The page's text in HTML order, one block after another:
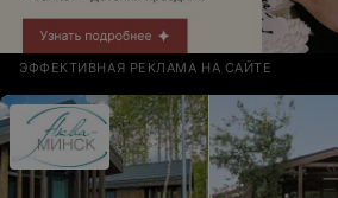
ЭФФЕКТИВНАЯ РЕКЛАМА НА САЙТЕ